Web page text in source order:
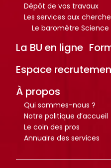
Dépôt de vos travaux
Les services aux
Le baromètre Science
La BU en ligne
Espace
À propos
Qui sommes-nous ?
Notre politique d’accueil
Le coin des pros
Annuaire des services